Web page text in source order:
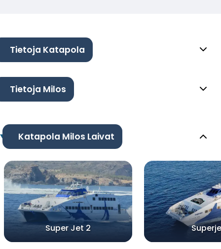
Tietoja Katapola
Tietoja Milos
Katapola Milos Laivat
Super Jet 2